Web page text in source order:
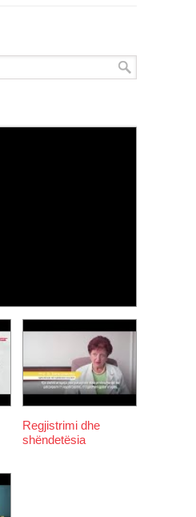
Regjistrimi dhe
shëndetësia